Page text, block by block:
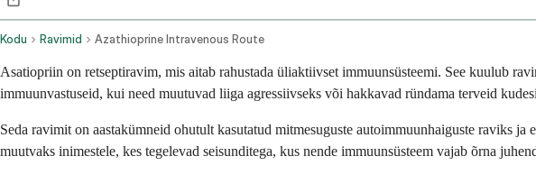
Kodu Ravimid Azathioprine Intravenous Route
Asatiopriin on retseptiravim, mis aitab rahustada üliaktiivset immuunsüsteemi. See kuulub
immuunvastuseid, kui need muutuvad liiga agressiivseks või hakkavad ründama terveid
Seda ravimit on aastakümneid ohutult kasutatud mitmesuguste autoimmuunhaiguste raviks
muutvaks inimestele, kes tegelevad seisunditega, kus nende immuunsüsteem vajab õrna